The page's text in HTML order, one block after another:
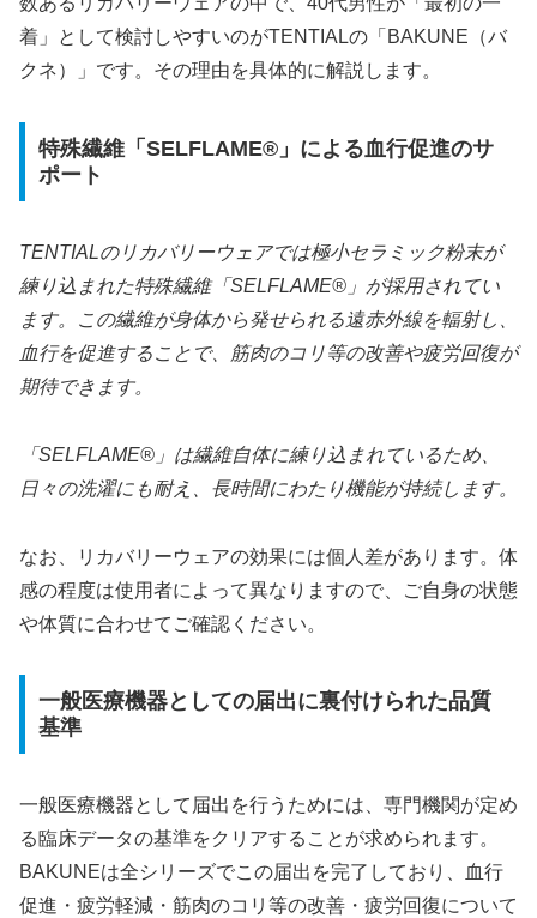
着」として検討しやすいのがTENTIALの「BAKUNE（バ
クネ）」です。その理由を具体的に解説します。
特殊繊維「SELFLAME®」による血行促進のサ
ポート
TENTIALのリカバリーウェアでは極小セラミック粉末が
練り込まれた特殊繊維「SELFLAME®」が採用されてい
ます。この繊維が身体から発せられる遠赤外線を輻射し、
血行を促進することで、筋肉のコリ等の改善や疲労回復が
期待できます。
「SELFLAME®」は繊維自体に練り込まれているため、
日々の洗濯にも耐え、長時間にわたり機能が持続します。
なお、リカバリーウェアの効果には個人差があります。体
感の程度は使用者によって異なりますので、ご自身の状態
や体質に合わせてご確認ください。
一般医療機器としての届出に裏付けられた品質
基準
一般医療機器として届出を行うためには、専門機関が定め
る臨床データの基準をクリアすることが求められます。
BAKUNEは全シリーズでこの届出を完了しており、血行
促進・疲労軽減・筋肉のコリ等の改善・疲労回復について